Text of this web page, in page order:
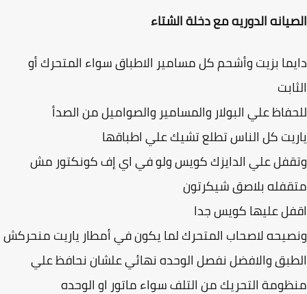
الدوريه مع دخلة الشتاء
بزيت وأشحم كل مسامير الاطباق سواء المتحرك أو
علي البولار والمسامير والصواميل من الصدأ
كل الناس تطلع تشيك علي اطباقها
علي الدايزك كويس ولو في اي إف كونكتور مش
بلاصق شيكرتون
عليها كويس جدا
لاصحاب المتحرك لما يكون في أمطار ياريت منحركش
والافضل نفصل الوحده نهائي علشان نحافظ علي
التحريك من التلف سواء ماتور او الوحده